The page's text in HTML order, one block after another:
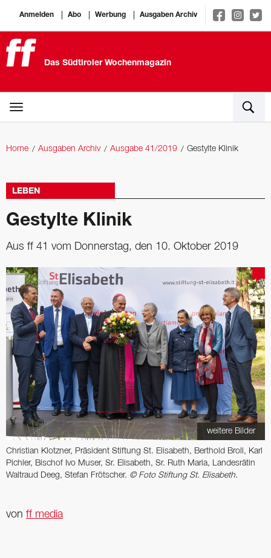
Anmelden Abo Werbung Ausgaben Archiv
Das Südtiroler Wochenmagazin
Home Ausgaben Archiv Ausgabe 41/2019 Gestylte Klinik
LEBEN
Gestylte Klinik
Aus ff 41 vom Donnerstag, den 10. Oktober 2019
weitere Bilder
Christian Klotzner, Präsident Stiftung St. Elisabeth, Berthold Broll, Karl
Pichler, Bischof Ivo Muser, Sr. Elisabeth, Sr. Ruth Maria, Landesrätin
Waltraud Deeg, Stefan Frötscher. © Foto Stiftung St. Elisabeth.
von ff media